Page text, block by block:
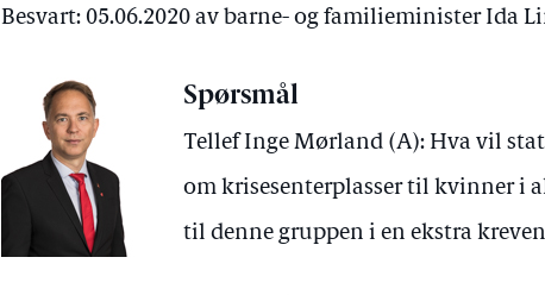
Besvart: 05.06.2020 av barne- og familieminister Ida
Spørsmål
Tellef Inge Mørland (A): Hva vil
om krisesenterplasser til kvinner i
til denne gruppen i en ekstra